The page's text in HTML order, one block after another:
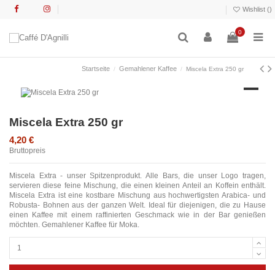
Wishlist ()
0
Startseite Gemahlener Kaffee Miscela Extra 250 gr
Miscela Extra 250 gr
4,20 €
Bruttopreis
Miscela Extra - unser Spitzenprodukt. Alle Bars, die unser Logo tragen,
servieren diese feine Mischung, die einen kleinen Anteil an Koffein enthält.
Miscela Extra ist eine kostbare Mischung aus hochwertigsten Arabica- und
Robusta- Bohnen aus der ganzen Welt. Ideal für diejenigen, die zu Hause
einen Kaffee mit einem raffinierten Geschmack wie in der Bar genießen
möchten. Gemahlener Kaffee für Moka.